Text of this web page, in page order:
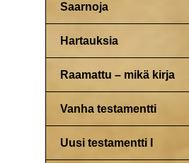
Saarnoja
Hartauksia
Raamattu – mikä kirja
Vanha testamentti
Uusi testamentti I